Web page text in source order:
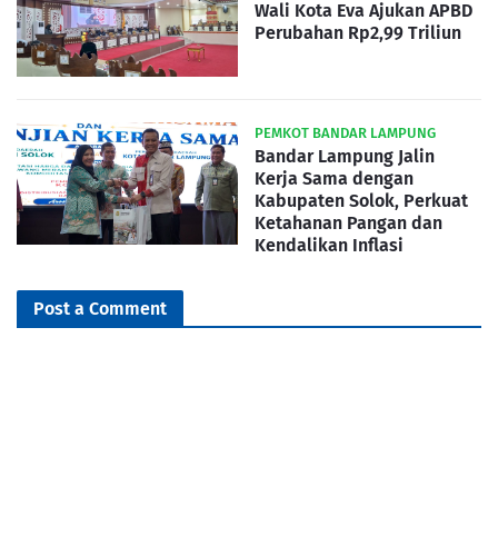
Wali Kota Eva Ajukan APBD
Perubahan Rp2,99 Triliun
PEMKOT BANDAR LAMPUNG
Bandar Lampung Jalin
Kerja Sama dengan
Kabupaten Solok, Perkuat
Ketahanan Pangan dan
Kendalikan Inflasi
Post a Comment